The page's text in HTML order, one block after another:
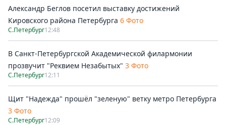
Александр Беглов посетил выставку достижений
Кировского района Петербурга 6 Фото
С.Петербург12:48
В Санкт-Петербургской Академической филармонии
прозвучит "Реквием Незабытых" 3 Фото
С.Петербург12:11
Щит "Надежда" прошёл "зеленую" ветку метро Петербурга
3 Фото
С.Петербург12:09